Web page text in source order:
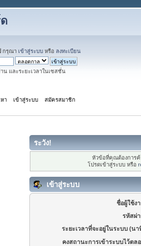
กรุณา เข้าสู่ระบบ หรือ ลงทะเบียน
น และระยะเวลาในเซสชั่น
า เข้าสู่ระบบ สมัครสมาชิก
ระวัง!
หัวข้อที่คุณต้องการ
โปรดเข้าสู่ระบบ หรือ
เข้าสู่ระบบ
ชื่อผู้ใช้ง
รหัสผ่
ระยะเวลาที่จะอยู่ในระบบ (นา
คงสถานะการเข้าระบบไว้ตล